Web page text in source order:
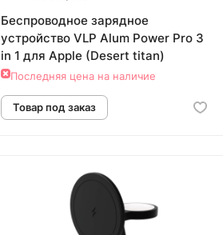
Беспроводное зарядное
устройство VLP Alum Power Pro 3
in 1 для Apple (Desert titan)
Последняя цена на наличие